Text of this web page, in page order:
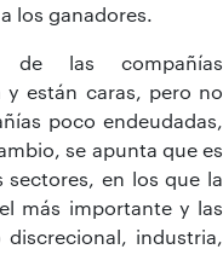
los ganadores.
de las compañías
están caras, pero no
poco endeudadas,
se apunta que es
sectores, en los que la
más importante y las
industria,